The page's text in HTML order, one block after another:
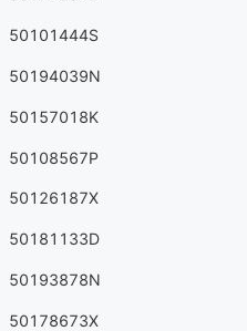
50101444S
50194039N
50157018K
50108567P
50126187X
50181133D
50193878N
50178673X